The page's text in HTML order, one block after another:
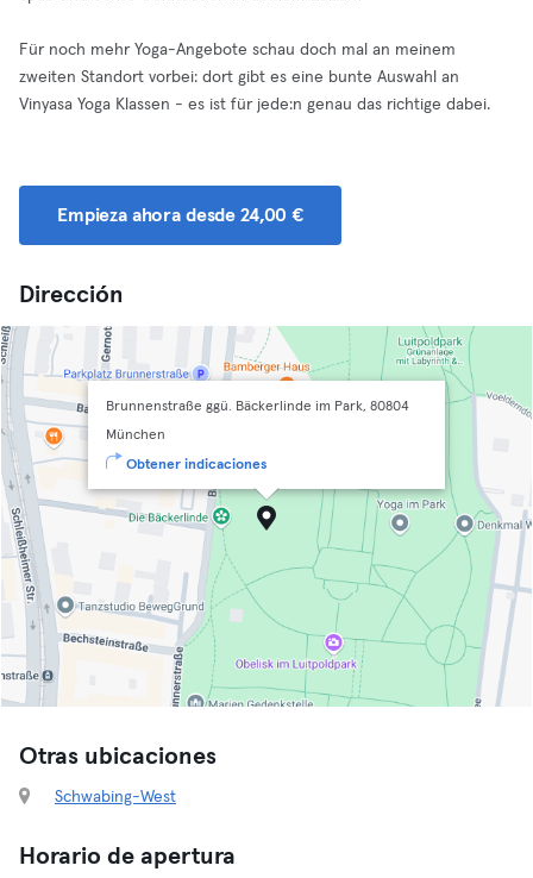
Für noch mehr Yoga-Angebote schau doch mal an meinem
zweiten Standort vorbei: dort gibt es eine bunte Auswahl an
Vinyasa Yoga Klassen - es ist für jede:n genau das richtige dabei.
Empieza ahora desde 24,00 €
Dirección
Brunnenstraße ggü. Bäckerlinde im Park, 80804
München
Obtener indicaciones
Otras ubicaciones
Schwabing-West
Horario de apertura